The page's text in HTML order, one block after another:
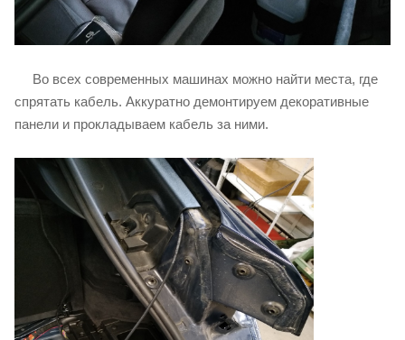
Во всех современных машинах можно найти места, где
спрятать кабель. Аккуратно демонтируем декоративные
панели и прокладываем кабель за ними.